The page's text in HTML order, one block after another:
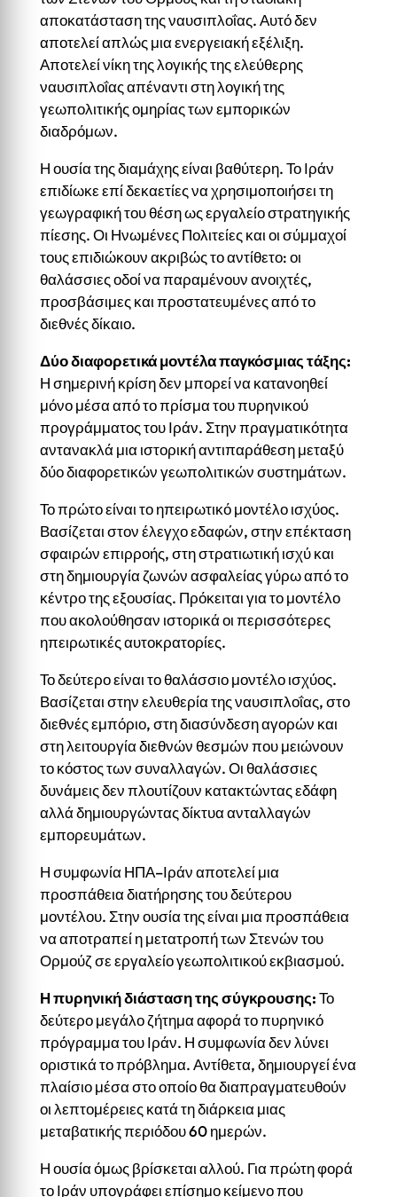
αποκατάσταση της ναυσιπλοΐας. Αυτό δεν
αποτελεί απλώς μια ενεργειακή εξέλιξη.
Αποτελεί νίκη της λογικής της ελεύθερης
ναυσιπλοΐας απέναντι στη λογική της
γεωπολιτικής ομηρίας των εμπορικών
διαδρόμων.
Η ουσία της διαμάχης είναι βαθύτερη. Το Ιράν
επιδίωκε επί δεκαετίες να χρησιμοποιήσει τη
γεωγραφική του θέση ως εργαλείο στρατηγικής
πίεσης. Οι Ηνωμένες Πολιτείες και οι σύμμαχοί
τους επιδιώκουν ακριβώς το αντίθετο: οι
θαλάσσιες οδοί να παραμένουν ανοιχτές,
προσβάσιμες και προστατευμένες από το
διεθνές δίκαιο.
Δύο διαφορετικά μοντέλα παγκόσμιας τάξης:
Η σημερινή κρίση δεν μπορεί να κατανοηθεί
μόνο μέσα από το πρίσμα του πυρηνικού
προγράμματος του Ιράν. Στην πραγματικότητα
αντανακλά μια ιστορική αντιπαράθεση μεταξύ
δύο διαφορετικών γεωπολιτικών συστημάτων.
Το πρώτο είναι το ηπειρωτικό μοντέλο ισχύος.
Βασίζεται στον έλεγχο εδαφών, στην επέκταση
σφαιρών επιρροής, στη στρατιωτική ισχύ και
στη δημιουργία ζωνών ασφαλείας γύρω από το
κέντρο της εξουσίας. Πρόκειται για το μοντέλο
που ακολούθησαν ιστορικά οι περισσότερες
ηπειρωτικές αυτοκρατορίες.
Το δεύτερο είναι το θαλάσσιο μοντέλο ισχύος.
Βασίζεται στην ελευθερία της ναυσιπλοΐας, στο
διεθνές εμπόριο, στη διασύνδεση αγορών και
στη λειτουργία διεθνών θεσμών που μειώνουν
το κόστος των συναλλαγών. Οι θαλάσσιες
δυνάμεις δεν πλουτίζουν κατακτώντας εδάφη
αλλά δημιουργώντας δίκτυα ανταλλαγών
εμπορευμάτων.
Η συμφωνία ΗΠΑ–Ιράν αποτελεί μια
προσπάθεια διατήρησης του δεύτερου
μοντέλου. Στην ουσία της είναι μια προσπάθεια
να αποτραπεί η μετατροπή των Στενών του
Ορμούζ σε εργαλείο γεωπολιτικού εκβιασμού.
Η πυρηνική διάσταση της σύγκρουσης:Το
δεύτερο μεγάλο ζήτημα αφορά το πυρηνικό
πρόγραμμα του Ιράν. Η συμφωνία δεν λύνει
οριστικά το πρόβλημα. Αντίθετα, δημιουργεί ένα
πλαίσιο μέσα στο οποίο θα διαπραγματευθούν
οι λεπτομέρειες κατά τη διάρκεια μιας
μεταβατικής περιόδου 60 ημερών.
Η ουσία όμως βρίσκεται αλλού. Για πρώτη φορά
το Ιράν υπογράφει επίσημο κείμενο που